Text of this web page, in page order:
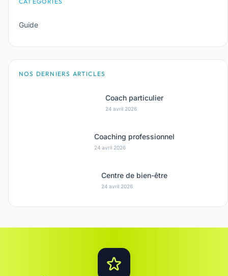
Guide
NOS DERNIERS ARTICLES
Coach particulier
24 avril 2026
Coaching professionnel
24 avril 2026
Centre de bien-être
24 avril 2026